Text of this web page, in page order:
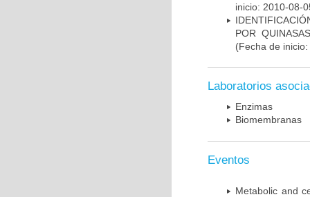
inicio: 2010-08-
POR
(Fecha de
Laboratorios
Enzimas
Biomembranas
Eventos
Metabolic and